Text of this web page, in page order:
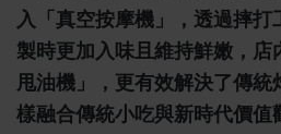
入「真空按摩機」，透過摔
製時更加入味且維持鮮嫩，店
甩油機」，更有效解決了傳統
樣融合傳統小吃與新時代價值